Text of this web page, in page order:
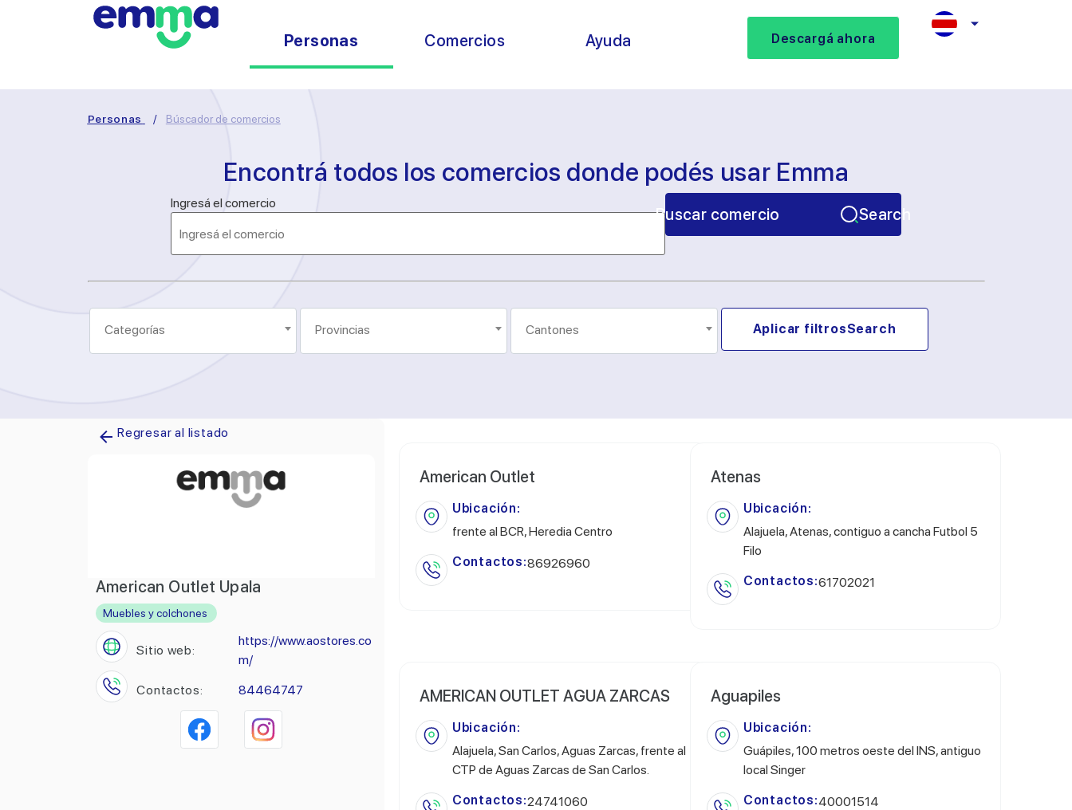
Personas Comercios Ayuda Descargá ahora
Personas / Búscador de comercios
Encontrá todos los comercios donde podés usar Emma
Ingresá el comercio
Buscar comercio Search
Aplicar filtrosSearch
Regresar al listado
American Outlet Upala
Muebles y colchones
Sitio web:
https://www.aostores.co
m/
Contactos:
84464747
American Outlet
Ubicación:
frente al BCR, Heredia Centro
Contactos:86926960
Atenas
Ubicación:
Alajuela, Atenas, contiguo a cancha Futbol 5
Filo
Contactos:61702021
AMERICAN OUTLET AGUA ZARCAS
Ubicación:
Alajuela, San Carlos, Aguas Zarcas, frente al
CTP de Aguas Zarcas de San Carlos.
Contactos:24741060
Aguapiles
Ubicación:
Guápiles, 100 metros oeste del INS, antiguo
local Singer
Contactos:40001514